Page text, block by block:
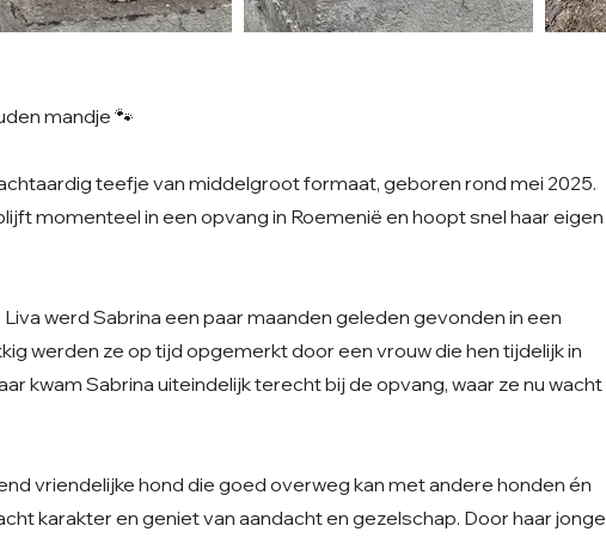
mandje 🐾
teefje van middelgroot formaat, geboren rond mei 2025.
momenteel in een opvang in Roemenië en hoopt snel haar eigen
werd Sabrina een paar maanden geleden gevonden in een
werden ze op tijd opgemerkt door een vrouw die hen tijdelijk in
kwam Sabrina uiteindelijk terecht bij de opvang, waar ze nu wacht
vriendelijke hond die goed overweg kan met andere honden én
karakter en geniet van aandacht en gezelschap. Door haar jonge